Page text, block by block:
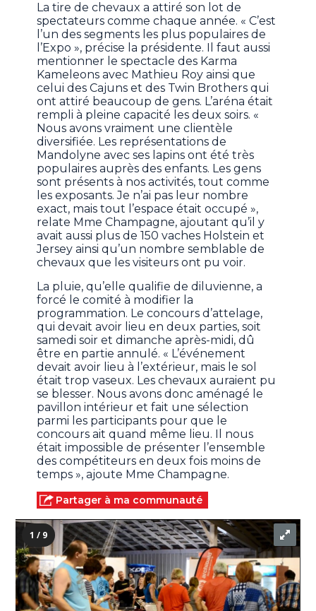
La tire de chevaux a attiré son lot de
spectateurs comme chaque année. « C’est
l’un des segments les plus populaires de
l’Expo », précise la présidente. Il faut aussi
mentionner le spectacle des Karma
Kameleons avec Mathieu Roy ainsi que
celui des Cajuns et des Twin Brothers qui
ont attiré beaucoup de gens. L’aréna était
rempli à pleine capacité les deux soirs. «
Nous avons vraiment une clientèle
diversifiée. Les représentations de
Mandolyne avec ses lapins ont été très
populaires auprès des enfants. Les gens
sont présents à nos activités, tout comme
les exposants. Je n’ai pas leur nombre
exact, mais tout l’espace était occupé »,
relate Mme Champagne, ajoutant qu’il y
avait aussi plus de 150 vaches Holstein et
Jersey ainsi qu’un nombre semblable de
chevaux que les visiteurs ont pu voir.
La pluie, qu’elle qualifie de diluvienne, a
forcé le comité à modifier la
programmation. Le concours d’attelage,
qui devait avoir lieu en deux parties, soit
samedi soir et dimanche après-midi, dû
être en partie annulé. « L’événement
devait avoir lieu à l’extérieur, mais le sol
était trop vaseux. Les chevaux auraient pu
se blesser. Nous avons donc aménagé le
pavillon intérieur et fait une sélection
parmi les participants pour que le
concours ait quand même lieu. Il nous
était impossible de présenter l’ensemble
des compétiteurs en deux fois moins de
temps », ajoute Mme Champagne.
Partager à ma communauté
1 / 9